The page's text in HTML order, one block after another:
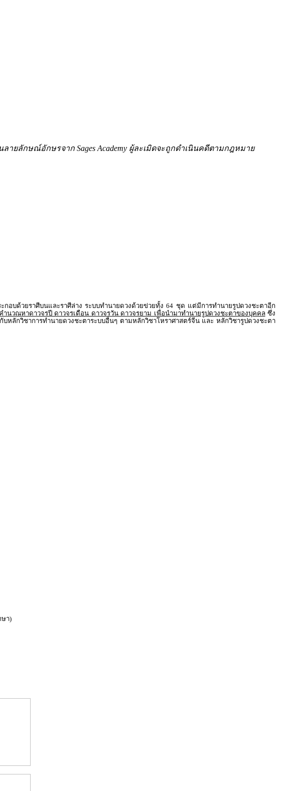
ยลักษณ์อักษรจาก Sages Academy ผู้ละเมิดจะถูกดำเนินคดีตามกฎหมาย
อบด้วยราศีบนและราศีล่าง ระบบทำนายดวงด้วยข่วยทั้ง 64 ชุด แต่มีการทำนายรูปดวงชะตาอีก
วณหาดาวจรปี ดาวจรเดือน ดาวจรวัน ดาวจรยาม เพื่อนำมาทำนายรูปดวงชะตาของบุคคล ซึ่ง
หลักวิชาการทำนายดวงชะตาระบบอื่นๆ ตามหลักวิชาโหราศาสตร์จีน และ หลักวิชารูปดวงชะตา
ษา)